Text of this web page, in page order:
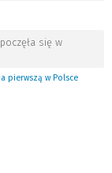
się w
pierwszą w Polsce